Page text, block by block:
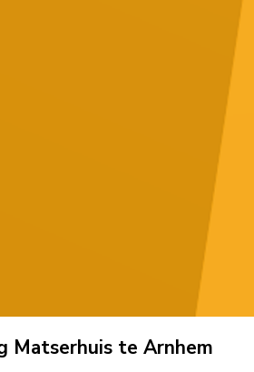
Matserhuis te Arnhem